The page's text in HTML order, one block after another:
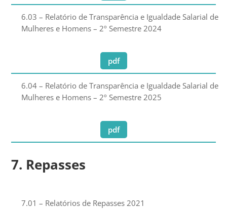
6.03 – Relatório de Transparência e Igualdade Salarial de
Mulheres e Homens – 2º Semestre 2024
pdf
6.04 – Relatório de Transparência e Igualdade Salarial de
Mulheres e Homens – 2º Semestre 2025
pdf
7. Repasses
7.01 – Relatórios de Repasses 2021